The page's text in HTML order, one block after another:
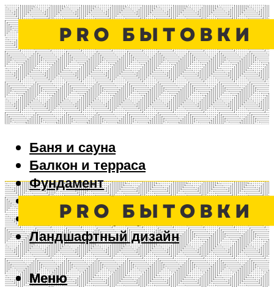
Баня и сауна
Балкон и терраса
Фундамент
Ворота и забор
Дизайн интерьера
Ландшафтный дизайн
Меню
Меню